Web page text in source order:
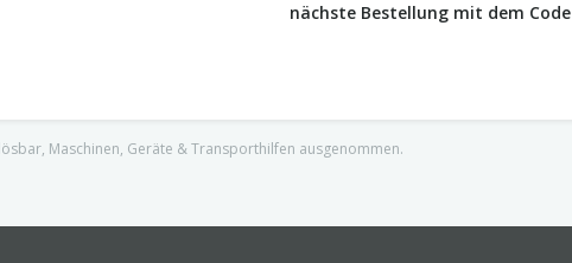
nächste Bestellung mit dem Code
Maschinen, Geräte & Transporthilfen ausgenommen.